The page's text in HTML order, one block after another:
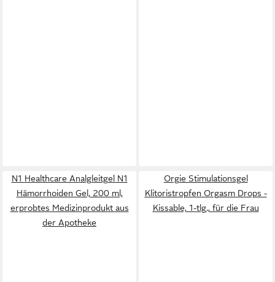
N1 Healthcare Analgleitgel N1
Hämorrhoiden Gel, 200 ml,
erprobtes Medizinprodukt aus
der Apotheke
Orgie Stimulationsgel
Klitoristropfen Orgasm Drops -
Kissable, 1-tlg., für die Frau